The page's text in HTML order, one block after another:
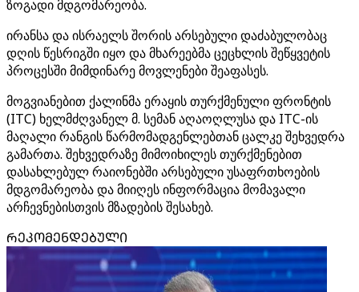
ზოგადი მდგომარეობა.
ირანსა და ისრაელს შორის არსებული დაძაბულობაც
დღის წესრიგში იყო და მხარეებმა ცეცხლის შეწყვეტის
პროცესში მიმდინარე მოვლენები შეაფასეს.
მოგვიანებით ქალინმა ერაყის თურქმენული ფრონტის
(ITC) ხელმძღვანელ მ. სემან აღაოღლუსა და ITC-ის
მაღალი რანგის წარმომადგენლებთან ცალკე შეხვედრა
გამართა. შეხვედრაზე მიმოიხილეს თურქმენებით
დასახლებულ რაიონებში არსებული უსაფრთხოების
მდგომარეობა და მიიღეს ინფორმაცია მომავალი
არჩევნებისთვის მზადების შესახებ.
ᲠᲔᲙᲝᲛᲔᲜᲓᲔᲑᲣᲚᲘ